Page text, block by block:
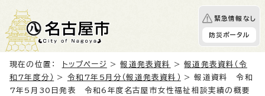
緊急情報なし
防災ポータル
現在の位置： トップページ >報道発表資料 >報道発表資料（令
和7年度分）
> 令和7年5月分（報道発表資料）
> 報道資料 令和
7年5月30日発表 令和6年度名古屋市女性福祉相談実績の概要